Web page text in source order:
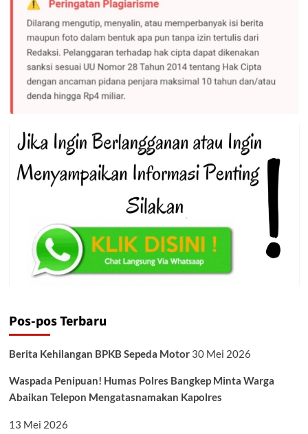
Pos-pos Terbaru
Berita Kehilangan BPKB Sepeda Motor 30 Mei 2026
Waspada Penipuan! Humas Polres Bangkep Minta Warga
Abaikan Telepon Mengatasnamakan Kapolres
13 Mei 2026